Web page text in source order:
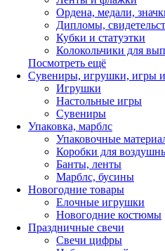
Ордена, медали,
Дипломы,
Кубки и статуэтки
Колокольчики для
Посмотреть ещё
Сувениры, игрушки, игры
Игрушки
Настольные игры
Сувениры
Упаковка, марблс
Упаковочные
Коробки для
Банты, ленты
Марблс, бусины
Новогодние товары
Елочные игрушки
Новогодние костюмы
Праздничные свечи
Свечи цифры